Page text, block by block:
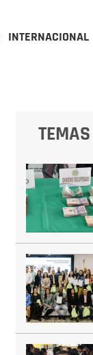
INTERNACIONAL